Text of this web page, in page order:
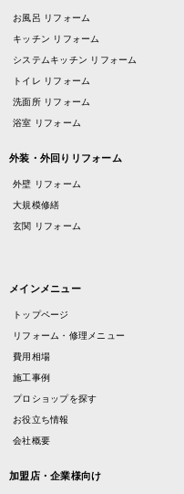
お風呂 リフォーム
キッチン リフォーム
システムキッチン リフォーム
トイレ リフォーム
洗面所 リフォーム
浴室 リフォーム
外装・外回りリフォーム
外壁 リフォーム
大規模修繕
玄関 リフォーム
メインメニュー
トップページ
リフォーム・修理メニュー
費用相場
施工事例
プロショップを探す
お役立ち情報
会社概要
加盟店・企業様向け